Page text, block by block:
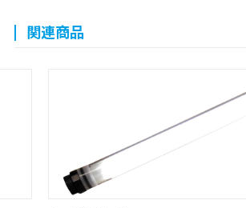
関連商品